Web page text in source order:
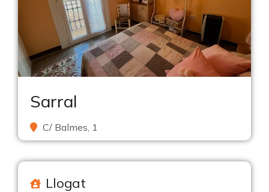
Sarral
C/ Balmes, 1
Llogat